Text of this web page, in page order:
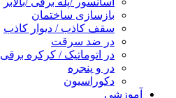
بازسازی ساختمان
سقف کاذب / دیوار کاذب
در ضد سرقت
در اتوماتیک / کرکره برقی
در و پنجره
دکوراسیون
آموزشی